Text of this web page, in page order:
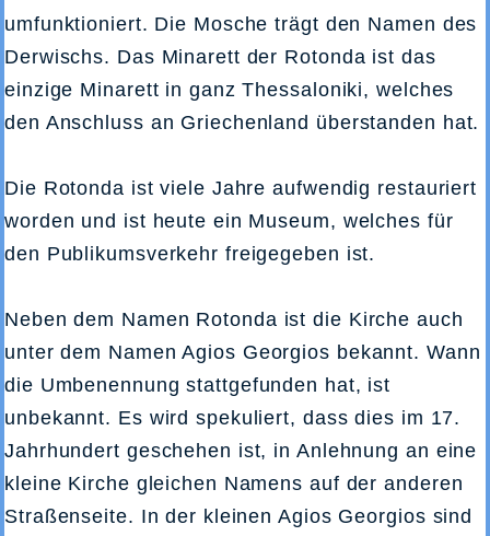
umfunktioniert. Die Mosche trägt den Namen des
Derwischs. Das Minarett der Rotonda ist das
einzige Minarett in ganz Thessaloniki, welches
den Anschluss an Griechenland überstanden hat.
Die Rotonda ist viele Jahre aufwendig restauriert
worden und ist heute ein Museum, welches für
den Publikumsverkehr freigegeben ist.
Neben dem Namen Rotonda ist die Kirche auch
unter dem Namen Agios Georgios bekannt. Wann
die Umbenennung stattgefunden hat, ist
unbekannt. Es wird spekuliert, dass dies im 17.
Jahrhundert geschehen ist, in Anlehnung an eine
kleine Kirche gleichen Namens auf der anderen
Straßenseite. In der kleinen Agios Georgios sind